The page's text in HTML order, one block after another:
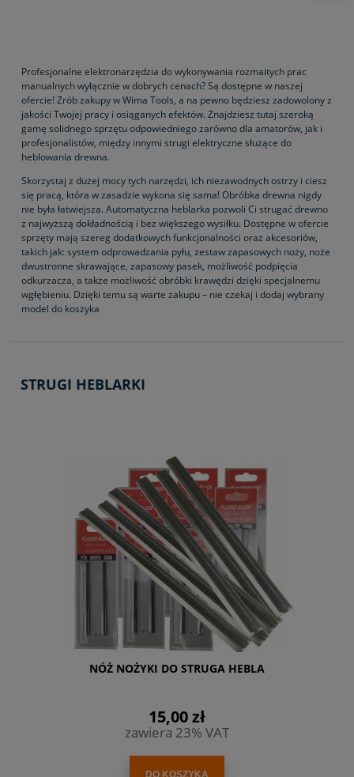
Profesjonalne elektronarzędzia do wykonywania rozmaitych prac
manualnych wyłącznie w dobrych cenach? Są dostępne w naszej
ofercie! Zrób zakupy w Wima Tools, a na pewno będziesz zadowolony z
jakości Twojej pracy i osiąganych efektów. Znajdziesz tutaj szeroką
gamę solidnego sprzętu odpowiedniego zarówno dla amatorów, jak i
profesjonalistów, między innymi strugi elektryczne służące do
heblowania drewna.
Skorzystaj z dużej mocy tych narzędzi, ich niezawodnych ostrzy i ciesz
się pracą, która w zasadzie wykona się sama! Obróbka drewna nigdy
nie była łatwiejsza. Automatyczna heblarka pozwoli Ci strugać drewno
z najwyższą dokładnością i bez większego wysiłku. Dostępne w ofercie
sprzęty mają szereg dodatkowych funkcjonalności oraz akcesoriów,
takich jak: system odprowadzania pyłu, zestaw zapasowych noży, noże
dwustronne skrawające, zapasowy pasek, możliwość podpięcia
odkurzacza, a także możliwość obróbki krawędzi dzięki specjalnemu
wgłębieniu. Dzięki temu są warte zakupu – nie czekaj i dodaj wybrany
model do koszyka
STRUGI HEBLARKI
NÓŻ NOŻYKI DO STRUGA HEBLA
15,00 zł
zawiera 23% VAT
DO KOSZYKA